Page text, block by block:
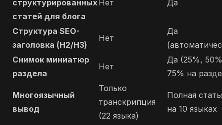
структурированных
статей для блога
Нет Да
Структура SEO-
заголовка (H2/H3)
Нет
Да
Снимок миниатюр
раздела
Нет
Да (25%,
75% на
Многоязычный
вывод
Только
транскрипция
(22 языка)
Полная
на 10 языках